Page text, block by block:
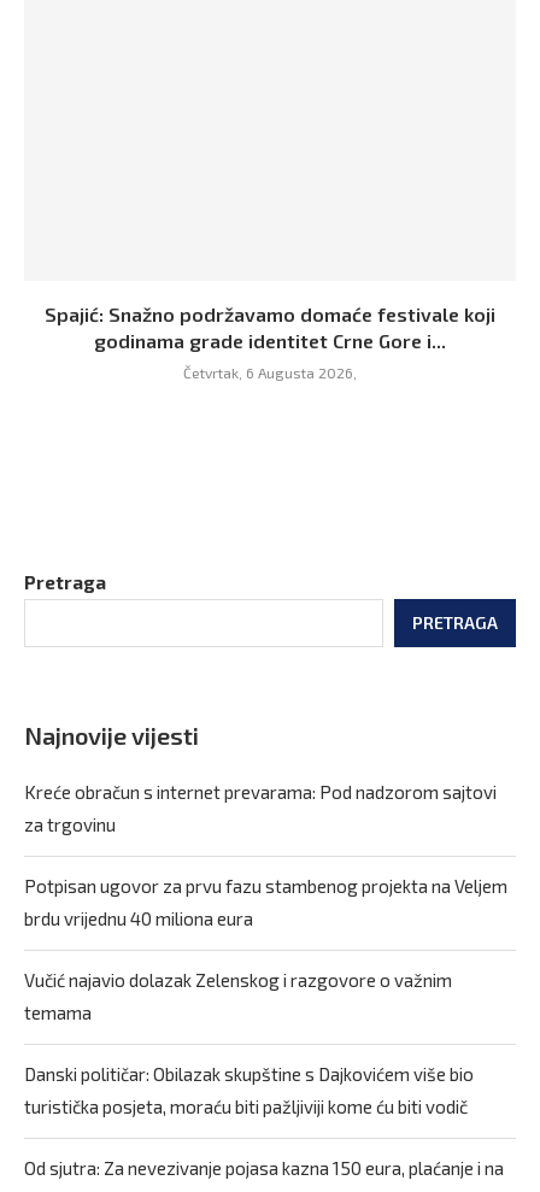
Spajić: Snažno podržavamo domaće festivale koji
godinama grade identitet Crne Gore i...
Četvrtak, 6 Augusta 2026,
Pretraga
PRETRAGA
Najnovije vijesti
Kreće obračun s internet prevarama: Pod nadzorom sajtovi
za trgovinu
Potpisan ugovor za prvu fazu stambenog projekta na Veljem
brdu vrijednu 40 miliona eura
Vučić najavio dolazak Zelenskog i razgovore o važnim
temama
Danski političar: Obilazak skupštine s Dajkovićem više bio
turistička posjeta, moraću biti pažljiviji kome ću biti vodič
Od sjutra: Za nevezivanje pojasa kazna 150 eura, plaćanje i na